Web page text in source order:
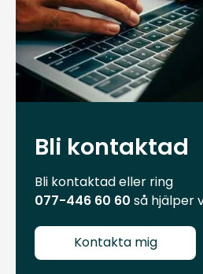
Bli kontaktad
Bli kontaktad eller ring
077-446 60 60 så hjälper
Kontakta mig